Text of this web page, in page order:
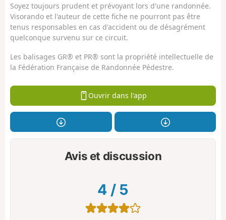
Soyez toujours prudent et prévoyant lors d'une randonnée.
Visorando et l'auteur de cette fiche ne pourront pas être
tenus responsables en cas d'accident ou de désagrément
quelconque survenu sur ce circuit.
Les balisages GR® et PR® sont la propriété intellectuelle de
la Fédération Française de Randonnée Pédestre.
Ouvrir dans l'app
Avis et discussion
4 / 5